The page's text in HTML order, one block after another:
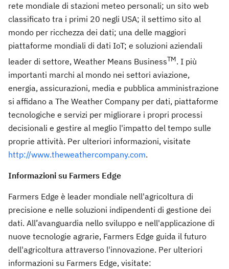
rete mondiale di stazioni meteo personali; un sito web
classificato tra i primi 20 negli USA; il settimo sito al
mondo per ricchezza dei dati; una delle maggiori
piattaforme mondiali di dati IoT; e soluzioni aziendali
leader di settore, Weather Means BusinessTM. I più
importanti marchi al mondo nei settori aviazione,
energia, assicurazioni, media e pubblica amministrazione
si affidano a The Weather Company per dati, piattaforme
tecnologiche e servizi per migliorare i propri processi
decisionali e gestire al meglio l'impatto del tempo sulle
proprie attività. Per ulteriori informazioni, visitate
http://www.theweathercompany.com.
Informazioni su Farmers Edge
Farmers Edge è leader mondiale nell'agricoltura di
precisione e nelle soluzioni indipendenti di gestione dei
dati. All’avanguardia nello sviluppo e nell'applicazione di
nuove tecnologie agrarie, Farmers Edge guida il futuro
dell'agricoltura attraverso l'innovazione. Per ulteriori
informazioni su Farmers Edge, visitate: